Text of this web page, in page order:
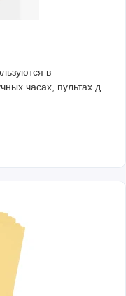
в
часах, пультах д..